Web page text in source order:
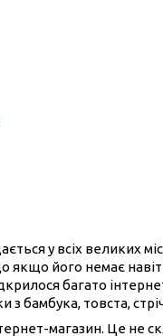
у всіх великих
його немає
багато
з бамбука, товста,
магазин. Це